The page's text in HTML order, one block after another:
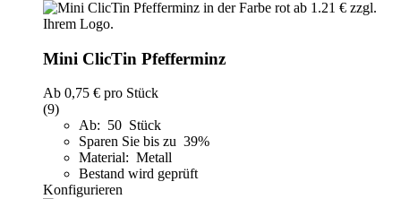
Mini ClicTin Pfefferminz
Ab 0,75 € pro Stück
(9)
Ab: 50 Stück
Sparen Sie bis zu 39%
Material: Metall
Bestand wird geprüft
Konfigurieren